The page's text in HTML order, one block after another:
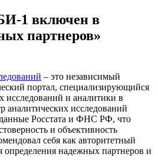
1 включен в
партнеров»
– это независимый
портал, специализирующийся
исследований и аналитики в
аналитических исследований
Росстата и ФНС РФ, что
и объективность
себя как авторитетный
надежных партнеров и